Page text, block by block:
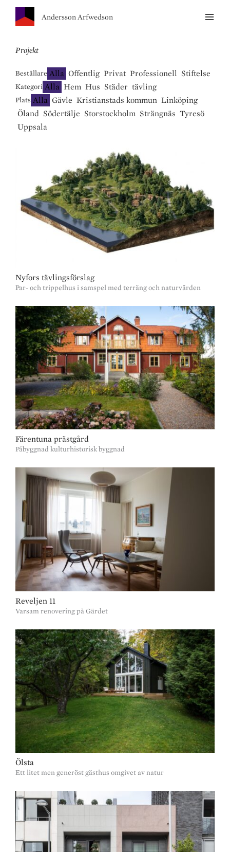
Andersson Arfwedson
Projekt
Beställare Alla Offentlig Privat Professionell Stiftelse
Kategori Alla Hem Hus Städer tävling
Plats Alla Gävle Kristianstads kommun Linköping
Öland Södertälje Storstockholm Strängnäs Tyresö
Uppsala
Nyfors tävlingsförslag
Par- och trippelhus i samspel med terräng och naturvärden
Färentuna prästgård
Påbyggnad kulturhistorisk byggnad
Reveljen 11
Varsam renovering på Gärdet
Ölsta
Ett litet men generöst gästhus omgivet av natur